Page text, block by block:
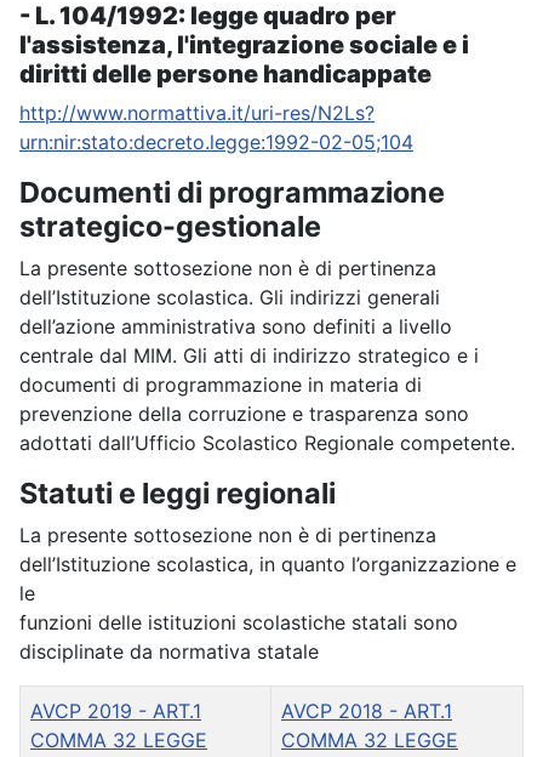
- L. 104/1992: legge quadro per
l'assistenza, l'integrazione sociale e i
diritti delle persone handicappate
http://www.normattiva.it/uri-res/N2Ls?
urn:nir:stato:decreto.legge:1992-02-05;104
Documenti di programmazione
strategico-gestionale
La presente sottosezione non è di pertinenza
dell’Istituzione scolastica. Gli indirizzi generali
dell’azione amministrativa sono definiti a livello
centrale dal MIM. Gli atti di indirizzo strategico e i
documenti di programmazione in materia di
prevenzione della corruzione e trasparenza sono
adottati dall’Ufficio Scolastico Regionale competente.
Statuti e leggi regionali
La presente sottosezione non è di pertinenza
dell’Istituzione scolastica, in quanto l’organizzazione e
le
funzioni delle istituzioni scolastiche statali sono
disciplinate da normativa statale
AVCP 2019 - ART.1
COMMA 32 LEGGE
AVCP 2018 - ART.1
COMMA 32 LEGGE